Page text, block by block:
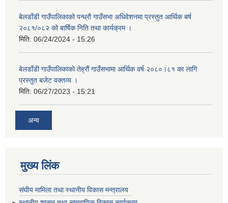
बेलडाँडी गाउँपालिकाको पन्ध्रौ गाउँसभा अधिवेशनमा प्रस्तुत आर्थिक बर्ष
२०८१/०८२ को बार्षिक निति तथा कार्यक्रम ।
मिति: 06/24/2024 - 15:26
बेलडाँडी गाउँपालिकाको तेह्रौं गाउँसभामा आर्थिक वर्ष २०८०।८१ का लागि
प्रस्तुत बजेट वक्तव्य ।
मिति: 06/27/2023 - 15:21
अन्य
मुख्य लिंक
संघीय मामिला तथा स्थानीय विकास मन्त्रालय